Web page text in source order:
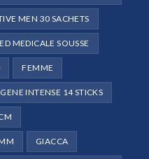
MEN 30 SACHETS
MEDICALE SOUSSE
FEMME
INTENSE 14 STICKS
GIACCA